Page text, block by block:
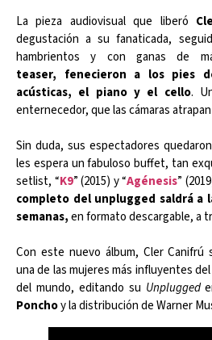
La pieza audiovisual que liberó
degustación a su fanaticada,
hambrientos y con ganas de
teaser, fenecieron a los pies
acústicas, el piano y el cello.
enternecedor, que las cámaras
Sin duda, sus espectadores
les espera un fabuloso buffet, tan
setlist, “K9” (2015) y “Agénesis”
completo del unplugged saldrá a
semanas,en formato descargable, a
Con este nuevo álbum, Cler Canifrú
una de las mujeres más influyentes
del mundo, editando su Unplugged
Ponchoy la distribución de Warner